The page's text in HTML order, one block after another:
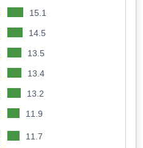
15.1
14.5
13.5
13.4
13.2
11.9
11.7